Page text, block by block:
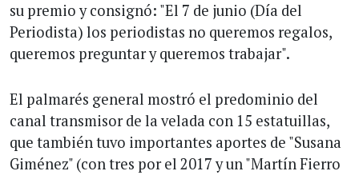
su premio y consignó: "El 7 de junio (Día del
Periodista) los periodistas no queremos regalos,
queremos preguntar y queremos trabajar".
El palmarés general mostró el predominio del
canal transmisor de la velada con 15 estatuillas,
que también tuvo importantes aportes de "Susana
Giménez" (con tres por el 2017 y un "Martín Fierro